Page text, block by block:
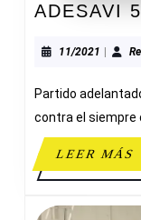
ADESAVI
11/2021 11/2021
Partido
contra el siempre
LEER MÁS